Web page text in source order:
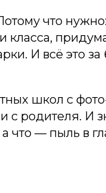
что
класса,
И всё это
школ с
с родителя. И
что — пыль в